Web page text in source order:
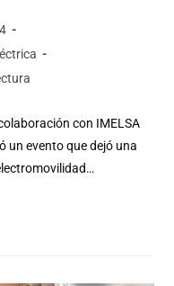
con IMELSA
un evento que dejó una